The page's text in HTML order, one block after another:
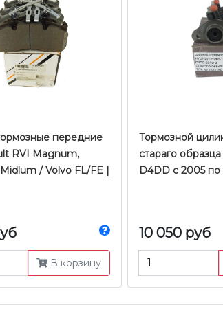
передние
RVI Magnum,
/ Volvo FL/FE |
В корзину
Тормозной
стараго
D4DD с 2005 по
10 050 руб